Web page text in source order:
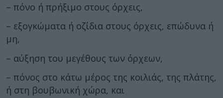
– πόνο ή πρήξιμο στους όρχεις,
– εξογκώματα ή οζίδια στους όρχεις, επώδυνα ή
μη,
– αύξηση του μεγέθους των όρχεων,
– πόνος στο κάτω μέρος της κοιλιάς, της πλάτης,
ή στη βουβωνική χώρα, και